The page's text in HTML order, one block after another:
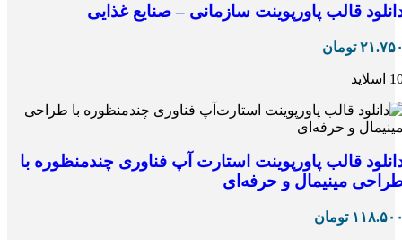
قالب پاورپوینت سازمانی – صنایع غذایی
تومان
قالب پاورپوینت استارت آپ فناوری چندمنظوره با
مینیمال و حرفه‌ای
تومان